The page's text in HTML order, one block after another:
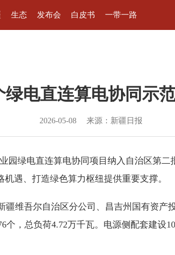
生态 发布会 白皮书 一带一路
绿电直连算电协同示
2026-05-08 来源：新疆日报
园绿电直连算电协同项目纳入自治区第
遇、打造绿色算力枢纽提供重要支撑。
维吾尔自治区分公司、昌吉州国有资
个，总负荷4.72万千瓦。电源侧配套建设